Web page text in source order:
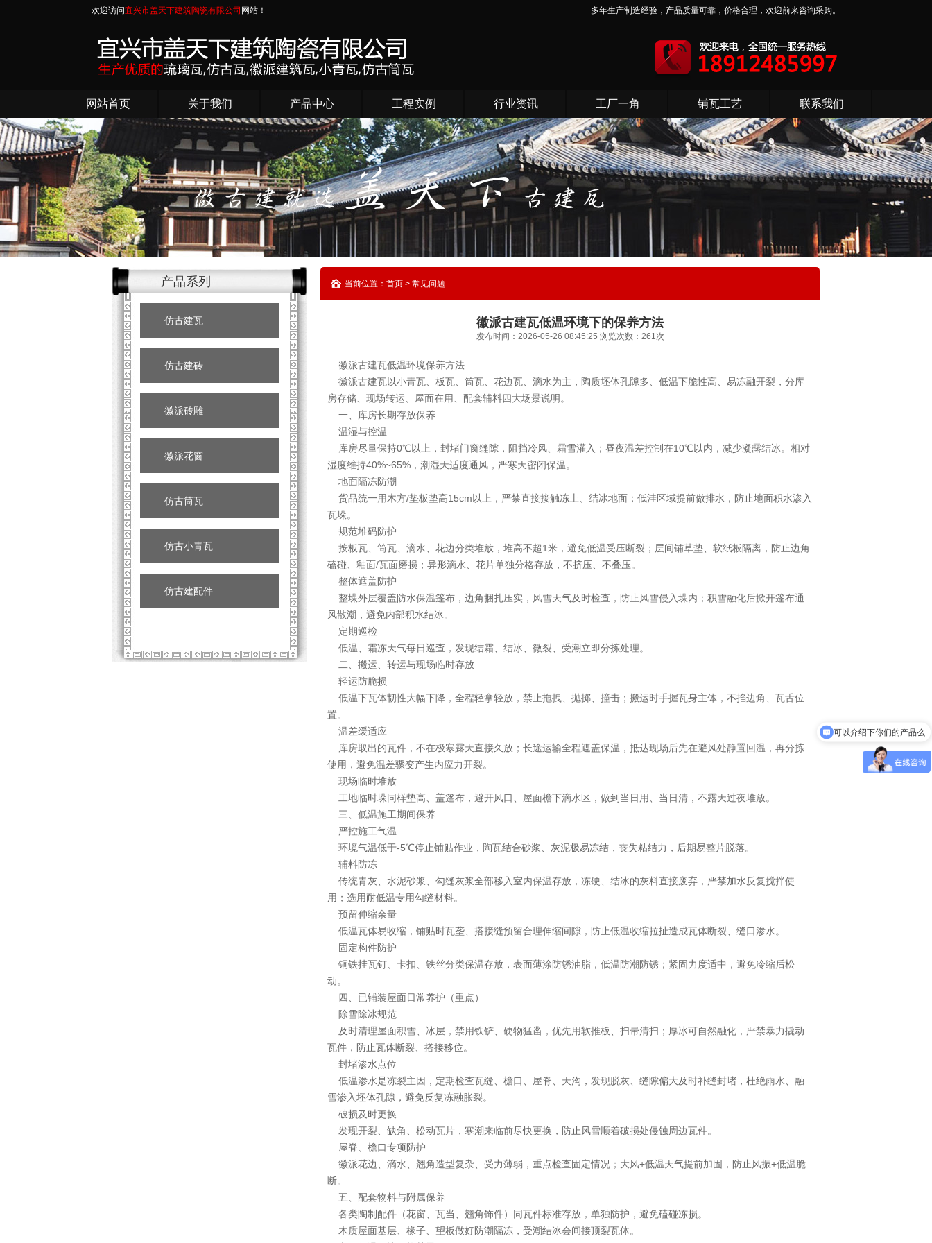
欢迎访问宜兴市盖天下建筑陶瓷有限公司 网站！ 多年生产制造经验，产品质量可靠，价格合理，欢迎前来咨询采购。
网站首页 关于我们 产品中心 工程实例 行业资讯 工厂一角 铺瓦工艺 联系我们
产品系列
仿古建瓦
仿古建砖
徽派砖雕
徽派花窗
仿古筒瓦
仿古小青瓦
仿古建配件
当前位置：首页 > 常见问题
徽派古建瓦低温环境下的保养方法
发布时间：2026-05-26 08:45:25 浏览次数：261次
徽派古建瓦低温环境保养方法
徽派古建瓦以小青瓦、板瓦、筒瓦、花边瓦、滴水为主，陶质坯体孔隙多、低温下脆性高、易冻融开裂，分库
房存储、现场转运、屋面在用、配套辅料四大场景说明。
一、库房长期存放保养
温湿与控温
库房尽量保持0℃以上，封堵门窗缝隙，阻挡冷风、霜雪灌入；昼夜温差控制在10℃以内，减少凝露结冰。相对
湿度维持40%~65%，潮湿天适度通风，严寒天密闭保温。
地面隔冻防潮
货品统一用木方/垫板垫高15cm以上，严禁直接接触冻土、结冰地面；低洼区域提前做排水，防止地面积水渗入
瓦垛。
规范堆码防护
按板瓦、筒瓦、滴水、花边分类堆放，堆高不超1米，避免低温受压断裂；层间铺草垫、软纸板隔离，防止边角
磕碰、釉面/瓦面磨损；异形滴水、花片单独分格存放，不挤压、不叠压。
整体遮盖防护
整垛外层覆盖防水保温篷布，边角捆扎压实，风雪天气及时检查，防止风雪侵入垛内；积雪融化后掀开篷布通
风散潮，避免内部积水结冰。
定期巡检
低温、霜冻天气每日巡查，发现结霜、结冰、微裂、受潮立即分拣处理。
二、搬运、转运与现场临时存放
轻运防脆损
低温下瓦体韧性大幅下降，全程轻拿轻放，禁止拖拽、抛掷、撞击；搬运时手握瓦身主体，不掐边角、瓦舌位
置。
温差缓适应
库房取出的瓦件，不在极寒露天直接久放；长途运输全程遮盖保温，抵达现场后先在避风处静置回温，再分拣
使用，避免温差骤变产生内应力开裂。
现场临时堆放
工地临时垛同样垫高、盖篷布，避开风口、屋面檐下滴水区，做到当日用、当日清，不露天过夜堆放。
三、低温施工期间保养
严控施工气温
环境气温低于-5℃停止铺贴作业，陶瓦结合砂浆、灰泥极易冻结，丧失粘结力，后期易整片脱落。
辅料防冻
传统青灰、水泥砂浆、勾缝灰浆全部移入室内保温存放，冻硬、结冰的灰料直接废弃，严禁加水反复搅拌使
用；选用耐低温专用勾缝材料。
预留伸缩余量
低温瓦体易收缩，铺贴时瓦垄、搭接缝预留合理伸缩间隙，防止低温收缩拉扯造成瓦体断裂、缝口渗水。
固定构件防护
铜铁挂瓦钉、卡扣、铁丝分类保温存放，表面薄涂防锈油脂，低温防潮防锈；紧固力度适中，避免冷缩后松
动。
四、已铺装屋面日常养护（重点）
除雪除冰规范
及时清理屋面积雪、冰层，禁用铁铲、硬物猛凿，优先用软推板、扫帚清扫；厚冰可自然融化，严禁暴力撬动
瓦件，防止瓦体断裂、搭接移位。
封堵渗水点位
低温渗水是冻裂主因，定期检查瓦缝、檐口、屋脊、天沟，发现脱灰、缝隙偏大及时补缝封堵，杜绝雨水、融
雪渗入坯体孔隙，避免反复冻融胀裂。
破损及时更换
发现开裂、缺角、松动瓦片，寒潮来临前尽快更换，防止风雪顺着破损处侵蚀周边瓦件。
屋脊、檐口专项防护
徽派花边、滴水、翘角造型复杂、受力薄弱，重点检查固定情况；大风+低温天气提前加固，防止风振+低温脆
断。
五、配套物料与附属保养
各类陶制配件（花窗、瓦当、翘角饰件）同瓦件标准存放，单独防护，避免磕碰冻损。
木质屋面基层、椽子、望板做好防潮隔冻，受潮结冰会间接顶裂瓦体。
可以介绍下你们的产品么